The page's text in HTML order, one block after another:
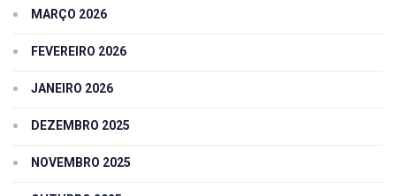
MARÇO 2026
FEVEREIRO 2026
JANEIRO 2026
DEZEMBRO 2025
NOVEMBRO 2025